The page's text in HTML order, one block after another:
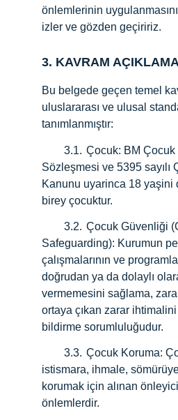
önlemlerinin
izler ve gözden geçiririz.
3. KAVRAM
Bu belgede geçen temel
uluslararası ve ulusal
tanımlanmıştır:
        3.1.
Çocuk: BM Çocuk
Sözleşmesi ve 5395 sayılı
Kanunu uyarinca 18 yaşini
birey çocuktur.
        3.2.
Çocuk Güvenliği
Safeguarding): Kurumun
çalışmalarının ve
doğrudan ya da dolaylı
vermemesini sağlama,
ortaya çıkan zarar
bildirme sorumluluğudur.
        3.3.
Çocuk Koruma:
istismara, ihmale,
korumak için alınan
önlemlerdir.